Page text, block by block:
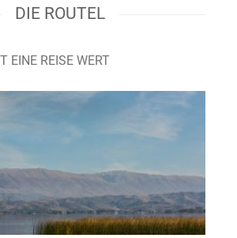
DIE ROUTEL
EINE REISE WERT